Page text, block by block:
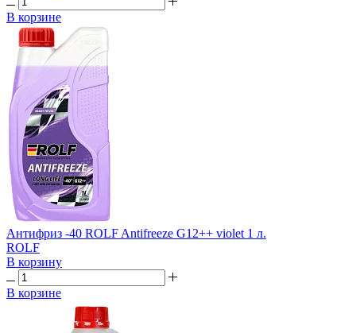
В корзине
Антифриз -40 ROLF Antifreeze G12++ violet 1 л.
ROLF
В корзину
В корзине